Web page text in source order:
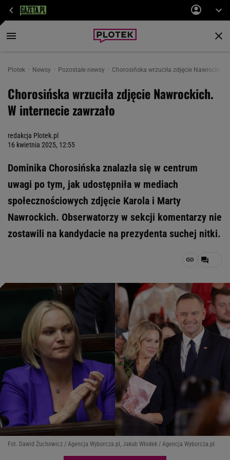
Plotek Newsy Pozostałe newsy Chorosińska wrzuciła zdjęcie Nawrockich.
Chorosińska wrzuciła zdjęcie Nawrockich.
W internecie zawrzało
redakcja Plotek.pl
16 kwietnia 2025, 12:55
Dominika Chorosińska znalazła się w centrum
uwagi po tym, jak udostępniła w mediach
społecznościowych zdjęcie Karola i Marty
Nawrockich. Obserwatorzy w sekcji komentarzy nie
zostawili na kandydacie na prezydenta suchej nitki.
Fot. Dawid Żuchowicz / Agencja Wyborcza.pl, Jakub Włodek / Agencja Wyborcza.pl